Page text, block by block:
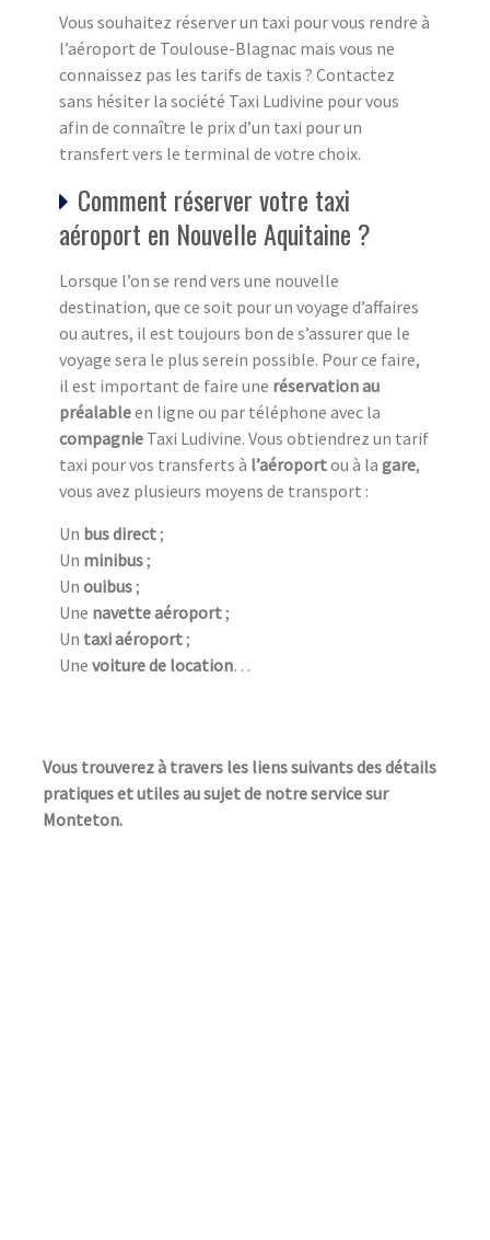
Vous souhaitez réserver un taxi pour vous rendre à
l’aéroport de Toulouse-Blagnac mais vous ne
connaissez pas les tarifs de taxis ? Contactez
sans hésiter la société Taxi Ludivine pour vous
afin de connaître le prix d’un taxi pour un
transfert vers le terminal de votre choix.
Comment réserver votre taxi
aéroport en Nouvelle Aquitaine ?
Lorsque l’on se rend vers une nouvelle
destination, que ce soit pour un voyage d’affaires
ou autres, il est toujours bon de s’assurer que le
voyage sera le plus serein possible. Pour ce faire,
il est important de faire une réservation au
préalableen ligne ou par téléphone avec la
compagnie Taxi Ludivine. Vous obtiendrez un tarif
taxi pour vos transferts à l’aéroportou à la gare,
vous avez plusieurs moyens de transport :
Un bus direct;
Un minibus;
Un ouibus;
Une navette aéroport;
Un taxi aéroport;
Une voiture de location…
Vous trouverez à travers les liens suivants des détails
pratiques et utiles au sujet de notre service sur
Monteton.